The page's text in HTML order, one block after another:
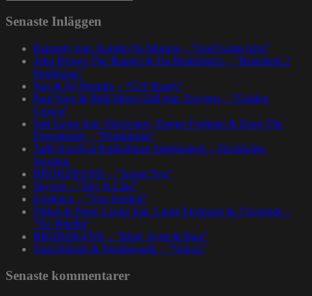
Senaste Inläggen
Rapsody feat. Karabo Ya Morena – ”God Gotta Afro”
John Brown The Rapper & Da Beatminerz – ”Basement 2
Penthouse”
Nas & DJ Premier – ”GiT Ready”
Paul Nice & Phill Most Chill feat. Oxygen – ”Golden
Crown”
Spit Gemz feat. Skrewtape, Dango Forlaine & Doza The
Drumdealer – ”Pendulums”
Talib Kweli at Kulturhuset Stadsteatern – Stockholm,
Sweden.
BRORZBAND – ”Annat Tyg”
Skyzoo – ”Sky Is Like”
Evidence – ”Top Seeded”
Dillon & Paten Locke feat. Large Professor & J Scienide –
”No Bluffin”
BRORZBAND – ”Blod, Svett & Bars”
NapsNdreds & Wordsworth – ”Voices”
Senaste kommentarer